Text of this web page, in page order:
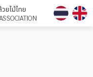
ยไม้ไทย